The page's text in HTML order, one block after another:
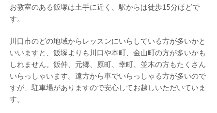
お教室のある飯塚は土手に近く、駅からは徒歩15分ほどで
す。
川口市のどの地域からレッスンにいらしている方が多いかと
いいますと、飯塚よりも川口や本町、金山町の方が多いかも
しれません。飯仲、元郷、原町、幸町、並木の方もたくさん
いらっしゃいます。遠方から車でいらっしゃる方が多いので
すが、駐車場がありますので安心してお越しいただいていま
す。